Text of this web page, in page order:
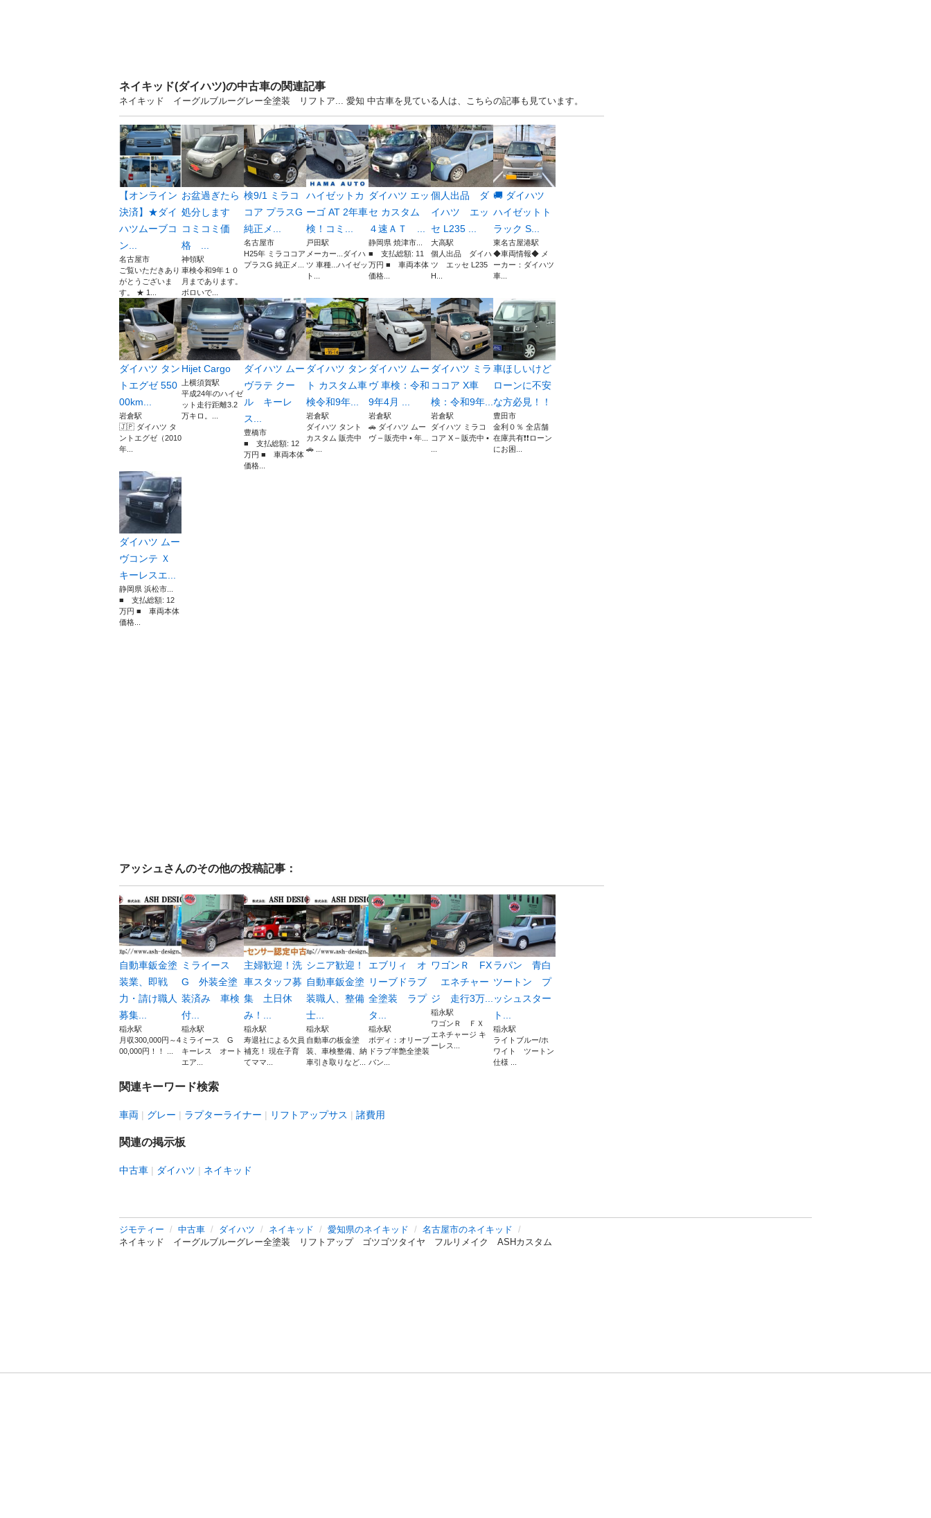
ネイキッド(ダイハツ)の中古車の関連記事
ネイキッド イーグルブルーグレー全塗装 リフトア... 愛知 中古車を見ている人は、こちらの記事も見ています。
【オンライン
決済】★ダイ
ハツムーブコ
ン...
名古屋市
ご覧いただきあり
がとうございま
す。 ★ 1...
お盆過ぎたら
処分します
コミコミ価
格 ...
神領駅
車検令和9年１０
月まであります。
ボロいで...
検9/1 ミラコ
コア プラスG
純正メ...
名古屋市
H25年 ミラココア
プラスG 純正メ...
ハイゼットカ
ーゴ AT 2年車
検！コミ...
戸田駅
メーカー...ダイハ
ツ 車種...ハイゼッ
ト...
ダイハツ エッ
セ カスタム
４速ＡＴ ...
静岡県 焼津市...
■ 支払総額: 11
万円 ■ 車両本体
価格...
個人出品 ダ
イハツ エッ
セ L235 ...
大高駅
個人出品 ダイハ
ツ エッセ L235
H...
🚚 ダイハツ
ハイゼットト
ラック S...
東名古屋港駅
◆車両情報◆ メ
ーカー：ダイハツ
車...
ダイハツ タン
トエグゼ 550
00km...
岩倉駅
🇯🇵 ダイハツ タ
ントエグゼ（2010
年...
Hijet Cargo
上横須賀駅
平成24年のハイゼ
ット走行距離3.2
万キロ。...
ダイハツ ムー
ヴラテ クー
ル キーレ
ス...
豊橋市
■ 支払総額: 12
万円 ■ 車両本体
価格...
ダイハツ タン
ト カスタム車
検令和9年...
岩倉駅
ダイハツ タント
カスタム 販売中
🚗 ...
ダイハツ ムー
ヴ 車検：令和
9年4月 ...
岩倉駅
🚗 ダイハツ ムー
ヴ – 販売中 • 年...
ダイハツ ミラ
ココア X車
検：令和9年...
岩倉駅
ダイハツ ミラコ
コア X – 販売中 •
車ほしいけど
ローンに不安
な方必見！！
豊田市
金利０％ 全店舗
在庫共有❗️❗️ローン
にお困...
ダイハツ ムー
ヴコンテ Ｘ
キーレスエ...
静岡県 浜松市...
■ 支払総額: 12
万円 ■ 車両本体
価格...
アッシュさんのその他の投稿記事：
自動車鈑金塗
装業、即戦
力・請け職人
募集...
稲永駅
月収300,000円～4
00,000円！！ ...
ミライース
G 外装全塗
装済み 車検
付...
稲永駅
ミライース G
キーレス オート
エア...
主婦歓迎！洗
車スタッフ募
集 土日休
み！...
稲永駅
寿退社による欠員
補充！ 現在子育
てママ...
シニア歓迎！
自動車鈑金塗
装職人、整備
士...
稲永駅
自動車の板金塗
装、車検整備、納
車引き取りなど...
エブリィ オ
リーブドラブ
全塗装 ラプ
タ...
稲永駅
ボディ：オリーブ
ドラブ半艶全塗装
バン...
ワゴンＲ FX
エネチャー
ジ 走行3万...
稲永駅
ワゴンＲ ＦＸ
エネチャージ キ
ーレス...
ラパン 青白
ツートン プ
ッシュスター
ト...
稲永駅
ライトブルー/ホ
ワイト ツートン
仕様 ...
関連キーワード検索
車両 グレー ラプターライナー リフトアップサス 諸費用
関連の掲示板
中古車 ダイハツ ネイキッド
ジモティー 中古車 ダイハツ ネイキッド 愛知県のネイキッド
名古屋市のネイキッド
ネイキッド イーグルブルーグレー全塗装 リフトアップ ゴツゴツタイヤ フルリメイク ASHカスタム